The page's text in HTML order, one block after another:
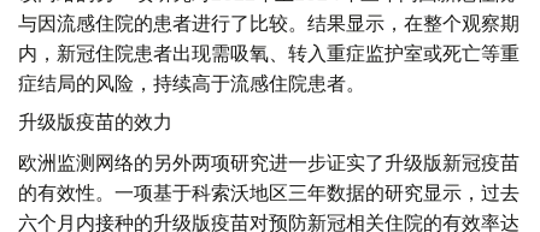
与因流感住院的患者进行了比较。结果显示，在整个观察期
内，新冠住院患者出现需吸氧、转入重症监护室或死亡等重
症结局的风险，持续高于流感住院患者。
升级版疫苗的效力
欧洲监测网络的另外两项研究进一步证实了升级版新冠疫苗
的有效性。一项基于科索沃地区三年数据的研究显示，过去
六个月内接种的升级版疫苗对预防新冠相关住院的有效率达